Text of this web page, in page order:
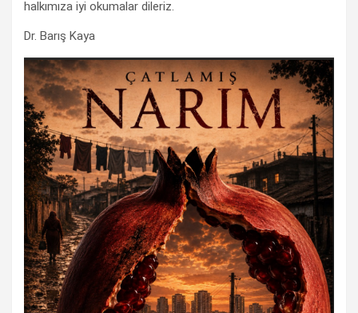
halkımıza iyi okumalar dileriz.
Dr. Barış Kaya